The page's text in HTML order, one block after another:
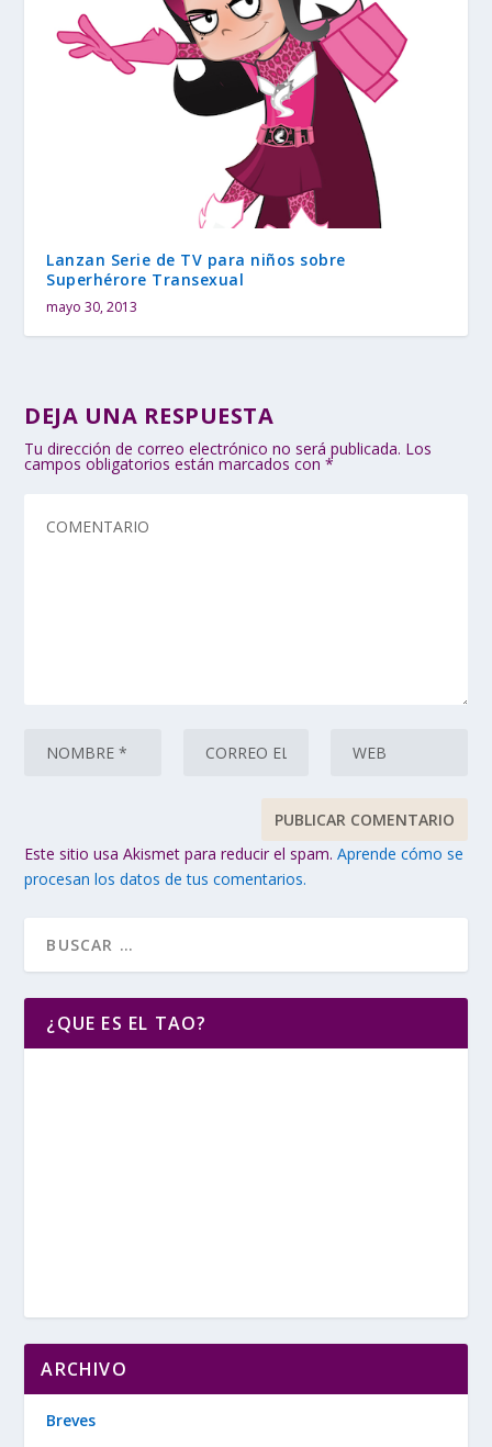
Lanzan Serie de TV para niños sobre
Superhérore Transexual
mayo 30, 2013
DEJA UNA RESPUESTA
Tu dirección de correo electrónico no será publicada. Los
campos obligatorios están marcados con*
Este sitio usa Akismet para reducir el spam.Aprende cómo se
procesan los datos de tus comentarios.
¿QUE ES EL TAO?
ARCHIVO
Breves